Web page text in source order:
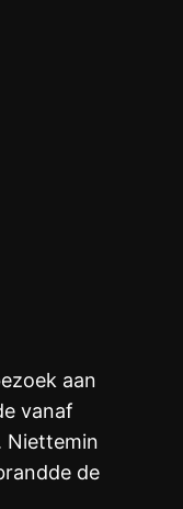
aan
vanaf
Niettemin
de